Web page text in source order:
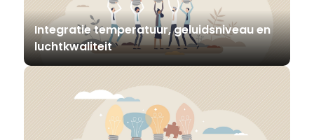
Integratie temperatuur, geluidsniveau en
luchtkwaliteit